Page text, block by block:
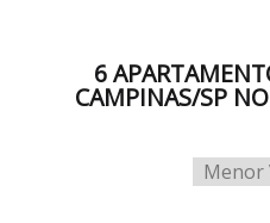
6
CAMPINAS/SP